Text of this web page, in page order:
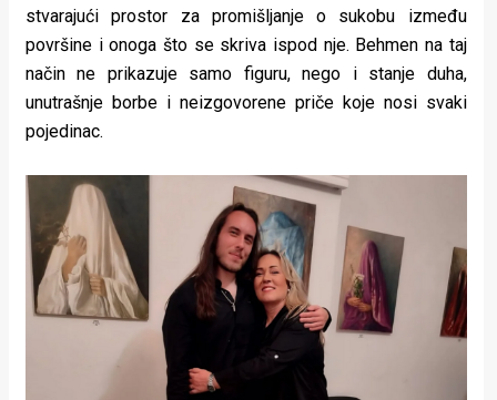
stvarajući prostor za promišljanje o sukobu između
površine i onoga što se skriva ispod nje. Behmen na taj
način ne prikazuje samo figuru, nego i stanje duha,
unutrašnje borbe i neizgovorene priče koje nosi svaki
pojedinac.